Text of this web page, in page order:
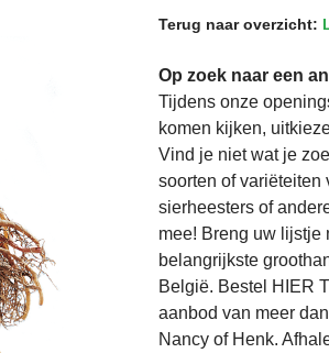
Terug naar overzicht:
Op zoek naar een
Tijdens onze
komen kijken,
Vind je niet wat je
soorten of variëteiten
sierheesters of
mee! Breng uw lijstje
belangrijkste
België. Bestel HIER
aanbod van meer
Nancy of Henk.